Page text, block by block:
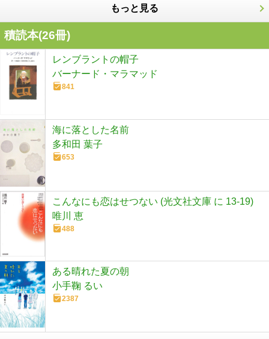
もっと見る
積読本(26冊)
レンブラントの帽子
バーナード・マラマッド
841
海に落とした名前
多和田 葉子
653
こんなにも恋はせつない (光文社文庫 に 13-19)
唯川 恵
488
ある晴れた夏の朝
小手鞠 るい
2387